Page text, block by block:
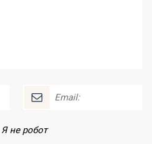
Я не робот